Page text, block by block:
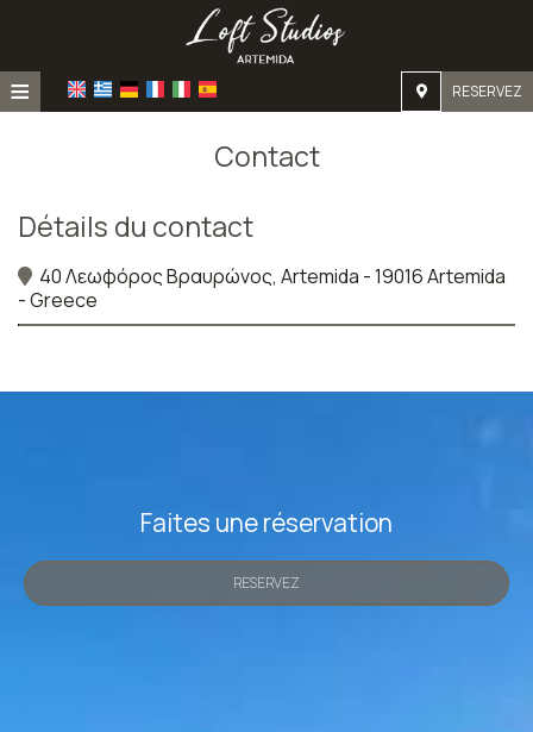
≡ RESERVEZ
Hébergement
Installations
Galerie
Contact
Détails du contact
40 Λεωφόρος Βραυρώνος, Artemida - 19016 Artemida
- Greece
Faites une réservation
RESERVEZ